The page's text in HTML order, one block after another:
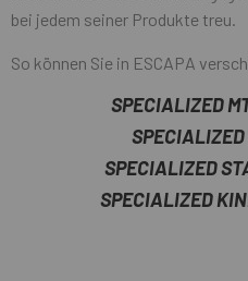
bei jedem seiner Produkte treu.
So können Sie in ESCAPA
SPECIALIZED
SPECIALIZED
SPECIALIZED